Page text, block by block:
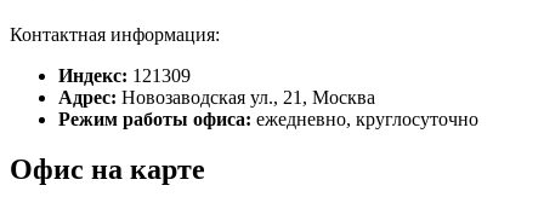
Контактная информация:
Индекс: 121309
Адрес: Новозаводская ул., 21, Москва
Режим работы офиса: ежедневно, круглосуточно
Офис на карте